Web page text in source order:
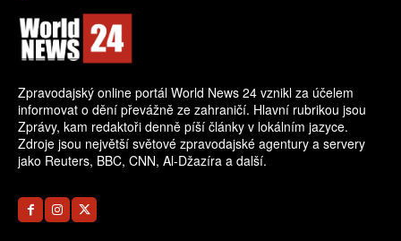
Zpravodajský online portál World News 24 vznikl za účelem
informovat o dění převážně ze zahraničí. Hlavní rubrikou jsou
Zprávy, kam redaktoři denně píší články v lokálním jazyce.
Zdroje jsou největší světové zpravodajské agentury a servery
jako Reuters, BBC, CNN, Al-Džazíra a další.